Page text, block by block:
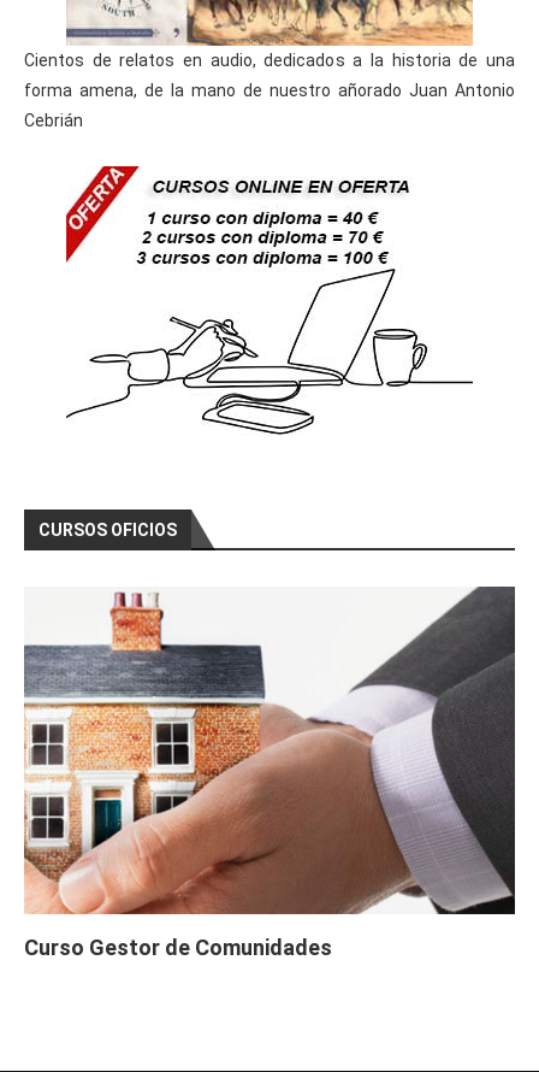
Cientos de relatos en audio, dedicados a la historia de una
forma amena, de la mano de nuestro añorado Juan Antonio
Cebrián
CURSOS OFICIOS
Curso Gestor de Comunidades